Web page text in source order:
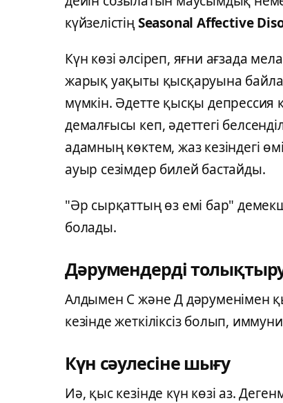
күйзелістіңSeasonal Affective
Күн көзі әлсіреп, яғни ағзада
жарық уақыты қысқаруына
мүмкін. Әдетте қысқы депрессия
демалғысы кеп, әдеттегі
адамның көктем, жаз кезіндегі
ауыр сезімдер билей бастайды.
"Әр сырқаттың өз емі бар"
болады.
Дәрумендерді
Алдымен С және Д дәруменімен
кезінде жеткіліксіз болып,
Күн сәулесіне шығу
Иә, қыс кезінде күн көзі аз.